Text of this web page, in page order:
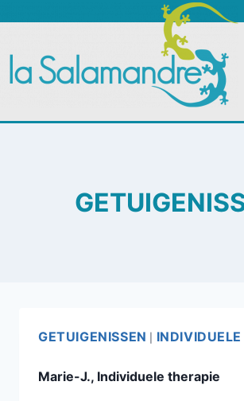
GETUIGENISSEN
Marie-J., Individuele therapie